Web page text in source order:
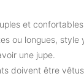
et
ou longues, style
une jupe.
doivent être